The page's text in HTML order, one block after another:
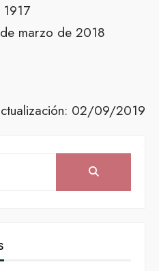
marzo de 2018
02/09/2019